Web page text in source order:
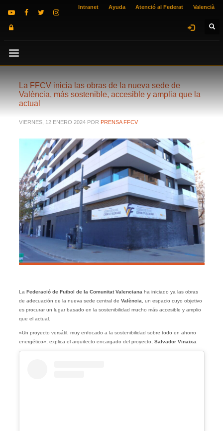
Intranet Ayuda Atenció al Federat Valencià
La FFCV inicia las obras de la nueva sede de
València, más sostenible, accesible y amplia que la
actual
VIERNES, 12 ENERO 2024 POR PRENSA FFCV
La Federació de Futbol de la Comunitat Valenciana ha iniciado ya las obras
de adecuación de la nueva sede central de València , un espacio cuyo objetivo
es procurar un lugar basado en la sostenibilidad mucho más accesible y amplio
que el actual.
«Un proyecto versátil, muy enfocado a la sostenibilidad sobre todo en ahorro
energético», explica el arquitecto encargado del proyecto, Salvador Vinaixa